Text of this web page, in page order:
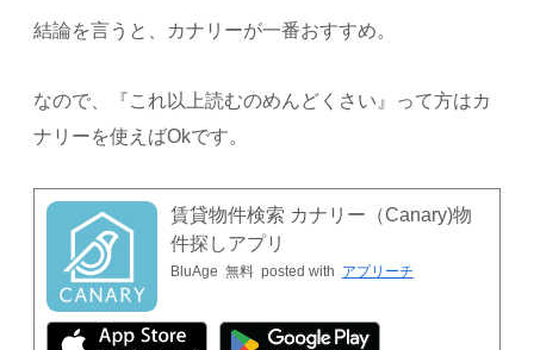
結論を言うと、カナリーが一番おすすめ。
なので、『これ以上読むのめんどくさい』って方はカ
ナリーを使えばOkです。
賃貸物件検索 カナリー（Canary‪)‪‬‬物
件探しアプリ
BluAge 無料 posted with アプリーチ